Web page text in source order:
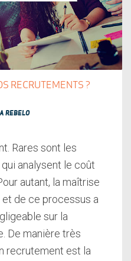
RECRUTEMENTS ?
REBELO
Rares sont les
analysent le coût
autant, la maîtrise
de ce processus a
sur la
De manière très
recrutement est la